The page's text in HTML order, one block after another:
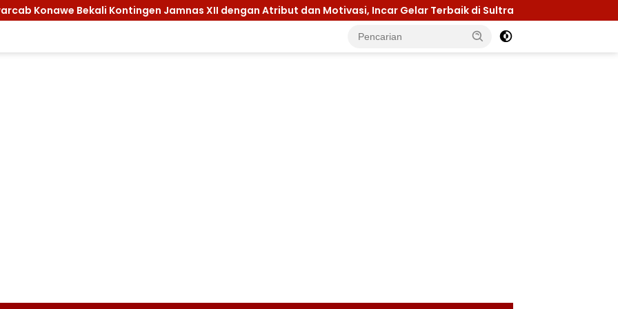
Bekali Kontingen Jamnas XII dengan Atribut dan Motivasi, Incar Gelar Terbaik di Sultra Menuju Jamnas